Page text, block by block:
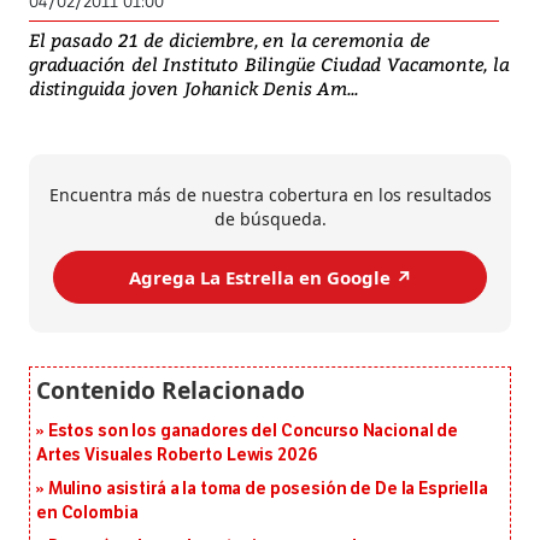
El pasado 21 de diciembre, en la ceremonia de
graduación del Instituto Bilingüe Ciudad Vacamonte, la
distinguida joven Johanick Denis Am...
Encuentra más de nuestra cobertura en los resultados
de búsqueda.
Agrega La Estrella en Google ↗️
Estos son los ganadores del Concurso Nacional de
Artes Visuales Roberto Lewis 2026
Mulino asistirá a la toma de posesión de De la Espriella
en Colombia